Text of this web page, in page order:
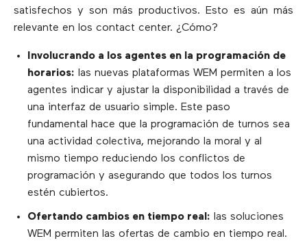
satisfechos y son más productivos. Esto es aún más
relevante en los contact center. ¿Cómo?
Involucrando a los agentes en la programación de
horarios: las nuevas plataformas WEM permiten a los
agentes indicar y ajustar la disponibilidad a través de
una interfaz de usuario simple. Este paso
fundamental hace que la programación de turnos sea
una actividad colectiva, mejorando la moral y al
mismo tiempo reduciendo los conflictos de
programación y asegurando que todos los turnos
estén cubiertos.
Ofertando cambios en tiempo real: las soluciones
WEM permiten las ofertas de cambio en tiempo real.